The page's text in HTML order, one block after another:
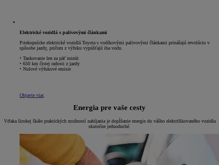
Elektrické vozidlá s palivovými článkami
Priekopnícke elektrické vozidlá Toyota s vodíkovými palivovými článkami prinášajú revolúciu v
spôsobe jazdy, pričom z výfuku vypúšťajú iba vodu.
• Tankovanie len za päť minút
• 650 km čistej radosti z jazdy
• Nulové výfukové emisie
Objavte viac
Energia pre vaše cesty
Vďaka širokej škále praktických možností nabíjania je dopĺňanie energie do vášho elektrifikovaného vozidla
skutočne jednoduché.